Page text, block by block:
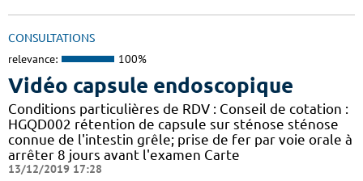
CONSULTATIONS
relevance: 100%
Vidéo capsule endoscopique
Conditions particulières de RDV : Conseil de cotation :
HGQD002 rétention de capsule sur sténose sténose
connue de l'intestin grêle; prise de fer par voie orale à
arrêter 8 jours avant l'examen Carte
13/12/2019 17:28